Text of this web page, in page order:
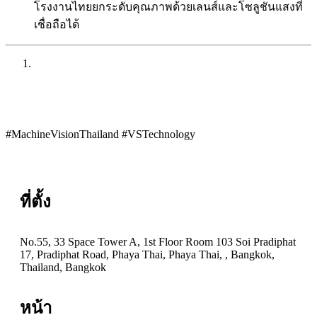
โรงงานไทยยกระดับคุณภาพด้วยเลนส์และโซลูชันแสงที่
เชื่อถือได้
#MachineVisionThailand #VSTechnology
ที่ตั้ง
No.55, 33 Space Tower A, 1st Floor Room 103 Soi Pradiphat
17, Pradiphat Road, Phaya Thai, Phaya Thai, , Bangkok,
Thailand, Bangkok
หน้า